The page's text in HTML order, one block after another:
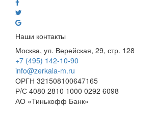
Наши контакты
Москва, ул. Верейская, 29, стр. 128
+7 (495) 142-10-90
info@zerkala-m.ru
ОРГН 321508100647165
Р/С 4080 2810 1000 0292 6098
АО «Тинькофф Банк»